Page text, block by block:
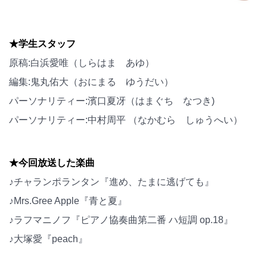
★学生スタッフ
原稿:白浜愛唯（しらはま あゆ）
編集:鬼丸佑大（おにまる ゆうだい）
パーソナリティー:濱口夏冴（はまぐち なつき)
パーソナリティー:中村周平 （なかむら しゅうへい）
★今回放送した楽曲
♪チャランポランタン『進め、たまに逃げても』
♪Mrs.Gree Apple『青と夏』
♪ラフマニノフ『ピアノ協奏曲第二番 ハ短調 op.18』
♪大塚愛『peach』